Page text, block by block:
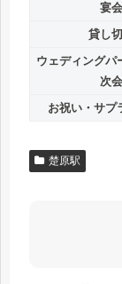
宴会
貸し
ウェディングパ
次会
お祝い・サプ
楚原駅